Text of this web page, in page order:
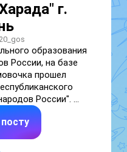
г.
образования
России, на базе
прошел
России".
детского сада
"Альвн
ярким ,